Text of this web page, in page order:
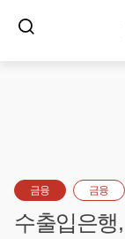
금융 금융
수출입은행